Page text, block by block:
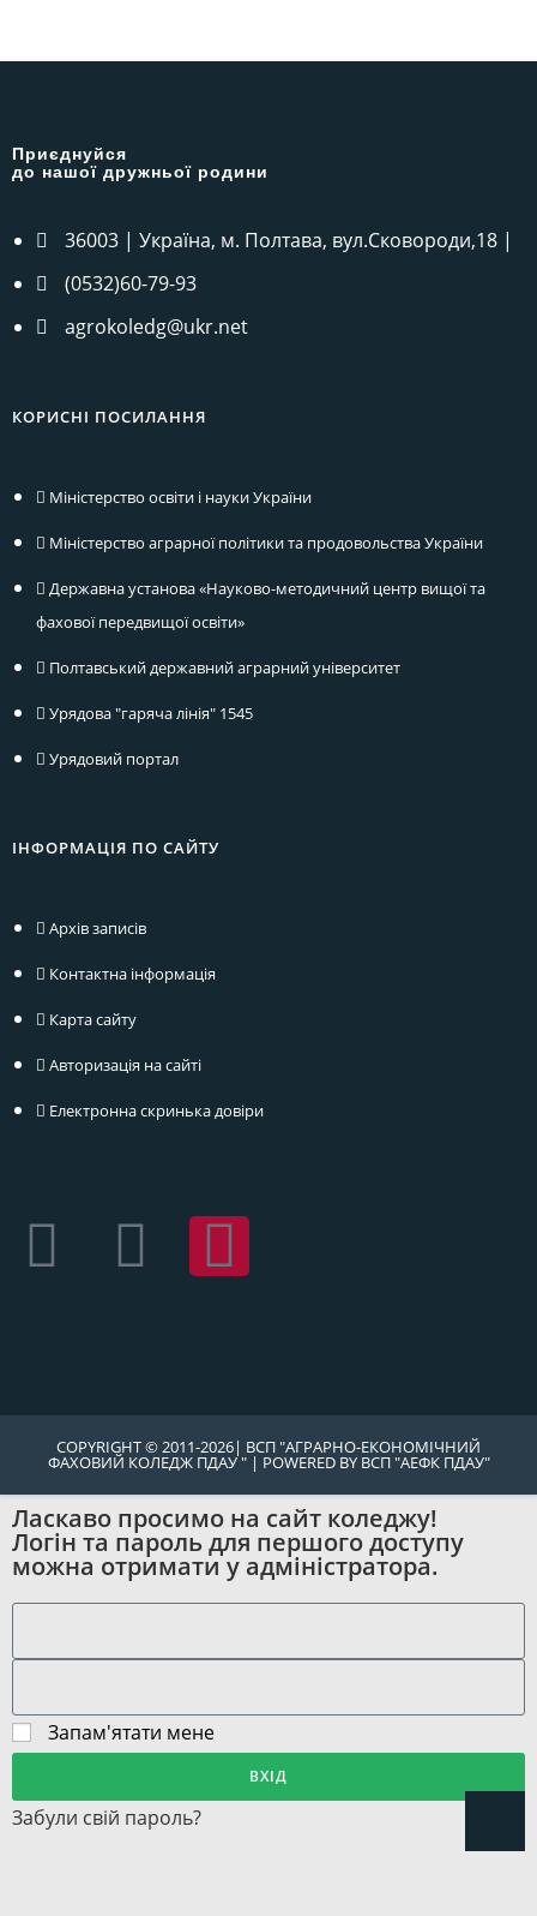
Приєднуйся
до нашої дружньої родини
36003 | Україна, м. Полтава, вул.Сковороди,18 |
(0532)60-79-93
agrokoledg@ukr.net
КОРИСНІ ПОСИЛАННЯ
Міністерство освіти і науки України
Міністерство аграрної політики та продовольства України
Державна установа «Науково-методичний центр вищої та
фахової передвищої освіти»
Полтавський державний аграрний університет
Урядова "гаряча лінія" 1545
Урядовий портал
ІНФОРМАЦІЯ ПО САЙТУ
Архів записів
Контактна інформація
Карта сайту
Авторизація на сайті
Електронна скринька довіри
COPYRIGHT © 2011-2026| ВСП "АГРАРНО-ЕКОНОМІЧНИЙ
ФАХОВИЙ КОЛЕДЖ ПДАУ " | POWERED BY ВСП "АЕФК ПДАУ"
Ласкаво просимо на сайт коледжу!
Логін та пароль для першого доступу
можна отримати у адміністратора.
Запам'ятати мене
ВХІД
Забули свій пароль?